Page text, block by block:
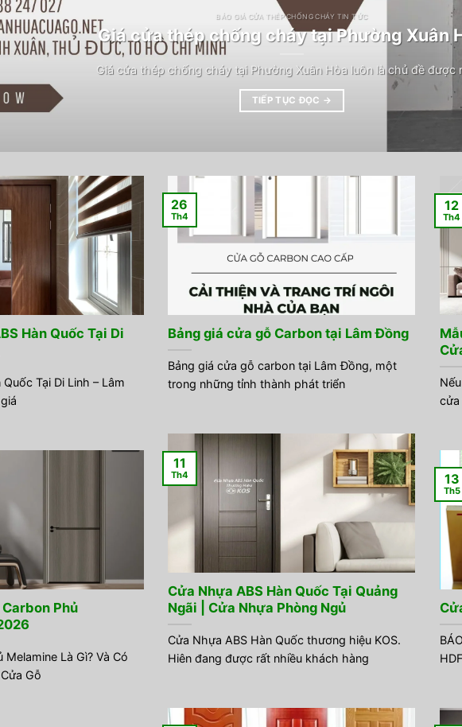
BÁO GIÁ CỬA THÉP CHỐNG CHÁY TIN TỨC
Giá cửa thép chống cháy tại Phường Xuân
Giá cửa thép chống cháy tại Phường Xuân Hòa luôn là chủ đề được
TIẾP TỤC ĐỌC →
Hàn Quốc Tại Di
Tại Di Linh – Lâm
Bảng giá cửa gỗ Carbon tại Lâm Đồng
Bảng giá cửa gỗ carbon tại Lâm Đồng, một
trong những tỉnh thành phát triển
26
Th4
cửa
12
Th4
Cửa Nhựa ABS Hàn Quốc Tại Quảng
Ngãi | Cửa Nhựa Phòng Ngủ
Cửa Nhựa ABS Hàn Quốc thương hiệu KOS.
Hiên đang được rất nhiều khách hàng
11
Th4
Phủ
Melamine Là Gì? Và Có
Gỗ
13
Th5